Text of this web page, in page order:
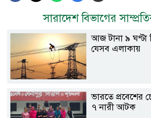
সারাদেশ বিভাগের
আজ টানা ৯ ঘণ্টা
যেসব এলাকায়
ভারতে প্রবেশের
৭ নারী আটক